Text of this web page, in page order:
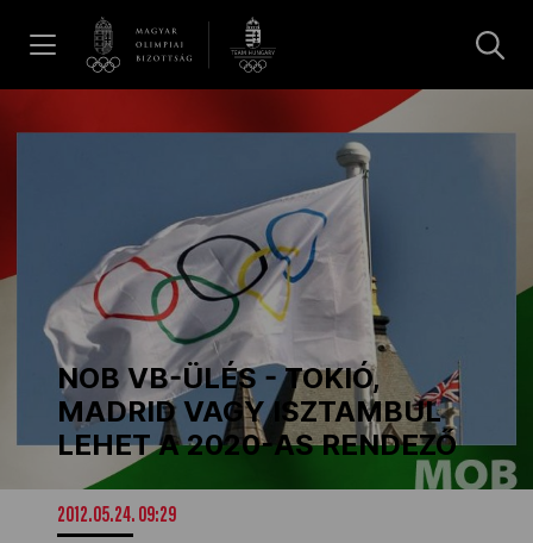
Hírek
Dakar 2026
Los Angeles 2028
MOB
NOB VB-ÜLÉS - TOKIÓ,
MADRID VAGY ISZTAMBUL
LEHET A 2020-AS RENDEZŐ
2012.05.24. 09:29